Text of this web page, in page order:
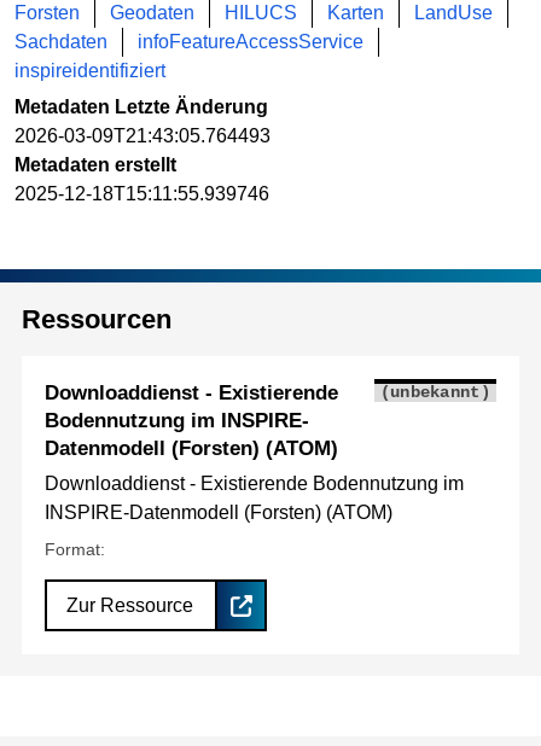
Forsten
Geodaten HILUCS Karten
LandUse
Sachdaten
infoFeatureAccessService
inspireidentifiziert
Metadaten Letzte Änderung
2026-03-09T21:43:05.764493
Metadaten erstellt
2025-12-18T15:11:55.939746
Ressourcen
Downloaddienst - Existierende
Bodennutzung im INSPIRE-
Datenmodell (Forsten) (ATOM)
(unbekannt)
Downloaddienst - Existierende Bodennutzung im
INSPIRE-Datenmodell (Forsten) (ATOM)
Format:
Zur Ressource